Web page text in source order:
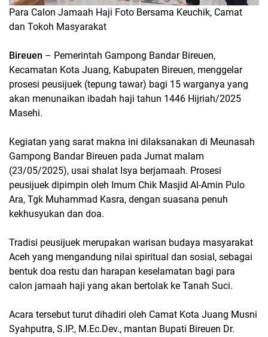
Para Calon Jamaah Haji Foto Bersama Keuchik, Camat
dan Tokoh Masyarakat
Bireuen – Pemerintah Gampong Bandar Bireuen,
Kecamatan Kota Juang, Kabupaten Bireuen, menggelar
prosesi peusijuek (tepung tawar) bagi 15 warganya yang
akan menunaikan ibadah haji tahun 1446 Hijriah/2025
Masehi.
Kegiatan yang sarat makna ini dilaksanakan di Meunasah
Gampong Bandar Bireuen pada Jumat malam
(23/05/2025), usai shalat Isya berjamaah. Prosesi
peusijuek dipimpin oleh Imum Chik Masjid Al-Amin Pulo
Ara, Tgk Muhammad Kasra, dengan suasana penuh
kekhusyukan dan doa.
Tradisi peusijuek merupakan warisan budaya masyarakat
Aceh yang mengandung nilai spiritual dan sosial, sebagai
bentuk doa restu dan harapan keselamatan bagi para
calon jamaah haji yang akan bertolak ke Tanah Suci.
Acara tersebut turut dihadiri oleh Camat Kota Juang Musni
Syahputra, S.IP., M.Ec.Dev., mantan Bupati Bireuen Dr.